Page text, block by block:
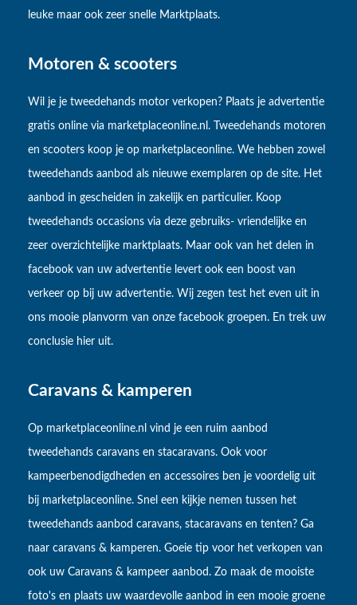
leuke maar ook zeer snelle Marktplaats.
Motoren & scooters
Wil je je tweedehands motor verkopen? Plaats je advertentie
gratis online via marketplaceonline.nl. Tweedehands motoren
en scooters koop je op marketplaceonline. We hebben zowel
tweedehands aanbod als nieuwe exemplaren op de site. Het
aanbod in gescheiden in zakelijk en particulier. Koop
tweedehands occasions via deze gebruiks- vriendelijke en
zeer overzichtelijke marktplaats. Maar ook van het delen in
facebook van uw advertentie levert ook een boost van
verkeer op bij uw advertentie. Wij zegen test het even uit in
ons mooie planvorm van onze facebook groepen. En trek uw
conclusie hier uit.
Caravans & kamperen
Op marketplaceonline.nl vind je een ruim aanbod
tweedehands caravans en stacaravans. Ook voor
kampeerbenodigdheden en accessoires ben je voordelig uit
bij marketplaceonline. Snel een kijkje nemen tussen het
tweedehands aanbod caravans, stacaravans en tenten? Ga
naar caravans & kamperen. Goeie tip voor het verkopen van
ook uw Caravans & kampeer aanbod. Zo maak de mooiste
foto's en plaats uw waardevolle aanbod in een mooie groene